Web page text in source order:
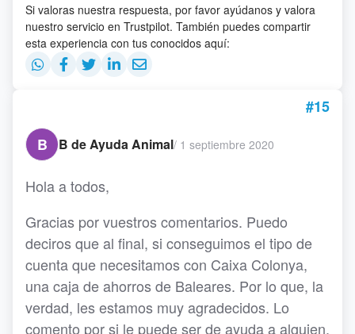
Si valoras nuestra respuesta, por favor ayúdanos y valora
nuestro servicio en Trustpilot. También puedes compartir
esta experiencia con tus conocidos aquí:
#15
B
B de Ayuda Animal/ 1 septiembre 2020
Hola a todos,
Gracias por vuestros comentarios. Puedo
deciros que al final, si conseguimos el tipo de
cuenta que necesitamos con Caixa Colonya,
una caja de ahorros de Baleares. Por lo que, la
verdad, les estamos muy agradecidos. Lo
comento por si le puede ser de ayuda a alguien.